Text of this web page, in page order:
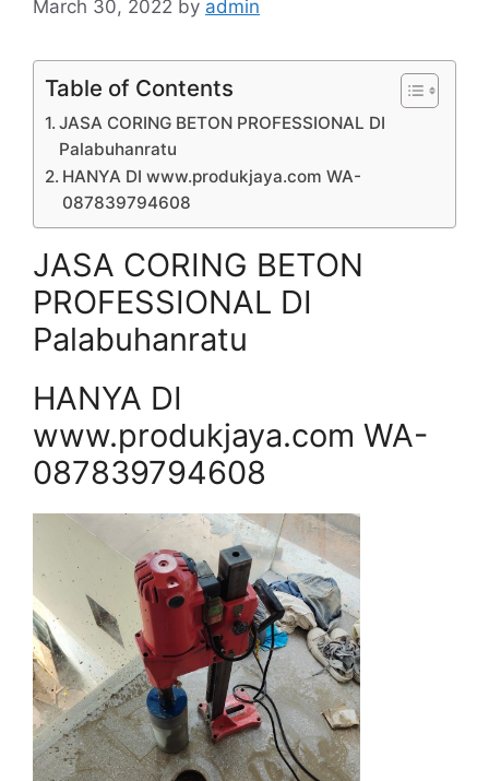
March 30, 2022 by admin
Table of Contents
JASA CORING BETON PROFESSIONAL DI
Palabuhanratu
HANYA DI www.produkjaya.com WA-
087839794608
JASA CORING BETON
PROFESSIONAL DI
Palabuhanratu
HANYA DI
www.produkjaya.com WA-
087839794608